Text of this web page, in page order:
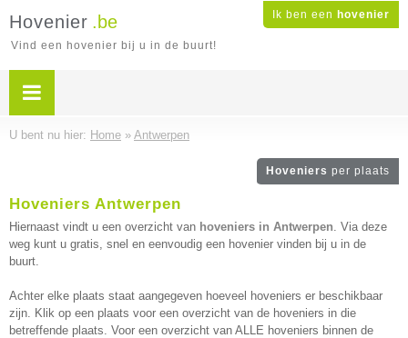
Ik ben een hovenier
Hovenier .be
Vind een hovenier bij u in de buurt!
U bent nu hier: Home » Antwerpen
Hoveniers per plaats
Hoveniers Antwerpen
Hiernaast vindt u een overzicht van hoveniers in Antwerpen. Via deze
weg kunt u gratis, snel en eenvoudig een hovenier vinden bij u in de
buurt.
Achter elke plaats staat aangegeven hoeveel hoveniers er beschikbaar
zijn. Klik op een plaats voor een overzicht van de hoveniers in die
betreffende plaats. Voor een overzicht van ALLE hoveniers binnen de